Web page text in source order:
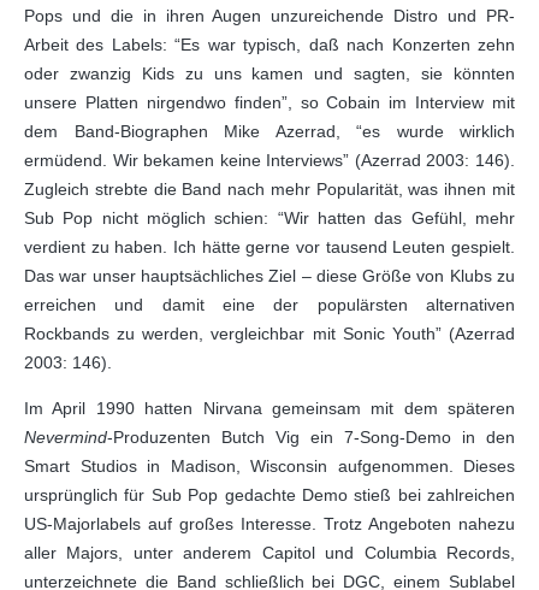
Pops und die in ihren Augen unzureichende Distro und PR-
Arbeit des Labels: “Es war typisch, daß nach Konzerten zehn
oder zwanzig Kids zu uns kamen und sagten, sie könnten
unsere Platten nirgendwo finden”, so Cobain im Interview mit
dem Band-Biographen Mike Azerrad, “es wurde wirklich
ermüdend. Wir bekamen keine Interviews” (Azerrad 2003: 146).
Zugleich strebte die Band nach mehr Popularität, was ihnen mit
Sub Pop nicht möglich schien: “Wir hatten das Gefühl, mehr
verdient zu haben. Ich hätte gerne vor tausend Leuten gespielt.
Das war unser hauptsächliches Ziel – diese Größe von Klubs zu
erreichen und damit eine der populärsten alternativen
Rockbands zu werden, vergleichbar mit Sonic Youth” (Azerrad
2003: 146).
Im April 1990 hatten Nirvana gemeinsam mit dem späteren
Nevermind-Produzenten Butch Vig ein 7-Song-Demo in den
Smart Studios in Madison, Wisconsin aufgenommen. Dieses
ursprünglich für Sub Pop gedachte Demo stieß bei zahlreichen
US-Majorlabels auf großes Interesse. Trotz Angeboten nahezu
aller Majors, unter anderem Capitol und Columbia Records,
unterzeichnete die Band schließlich bei DGC, einem Sublabel